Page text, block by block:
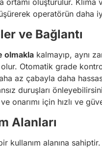
ortamı oluşturulur.
operatörün daha
ve Bağlantı
olmakla kalmayıp, aynı
olur. Otomatik grade
az çabayla daha
duruşları
onarımı için hızlı ve
Alanları
kullanım alanına